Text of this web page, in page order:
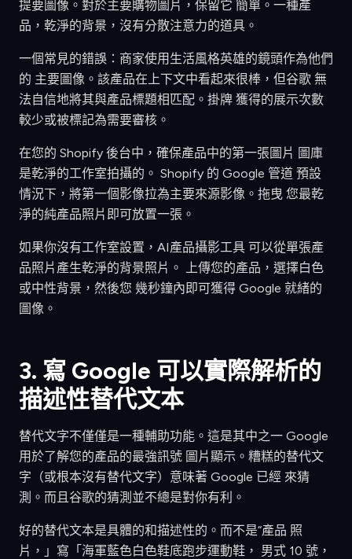
提要圖像。對於主要購物圖片，保留它 簡單。一種產
品，乾淨的背景，沒有分散注意力的道具。
一個常見的錯誤：商家使用生活風格英雄的鏡頭作為他們
的 主要圖像。該產品在上下文中看起來很棒，但谷歌 無
法自信地將其與產品標題相匹配。掛牌 獲得的展示次數
較少或被標記為需要審核。
在您的 Shopify 後台中，確保產品中的第一張圖片 圖庫
是乾淨的工作室拍攝的。 Shopify 的 Google 管道 預設
情況下，將第一個影像拉為主要來源影像。拖曳 您最乾
淨的純產品照片即可放置一張。
如果你沒有工作室設置，AI產品攝影工具 可以從單張產
品照片產生乾淨的背景照片。 上傳您的產品，選擇白色
或中性背景，然後您 幾秒鐘內即可獲得 Google 就緒的
圖像。
3. 寫 Google 可以實際解析的
描述性替代文本
替代文字不僅僅是一種輔助功能。這是其中之一 Google
用於了解您的產品的最強訊號 圖片顯示。糟糕的替代文
字（或根本沒有替代文字）意味著 Google 已經 來猜
測。而且谷歌的猜測並不總是對你有利。
好的替代文本是具體的和描述性的。而不是“產品 照
片，」寫「海軍藍色白色鞋底跑步運動鞋， 男式 10 號，